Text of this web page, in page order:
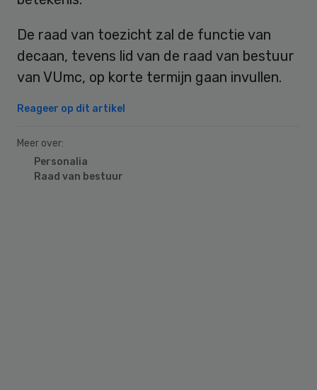
De raad van toezicht zal de functie van
decaan, tevens lid van de raad van bestuur
van VUmc, op korte termijn gaan invullen.
Reageer op dit artikel
Meer over:
Personalia
Raad van bestuur